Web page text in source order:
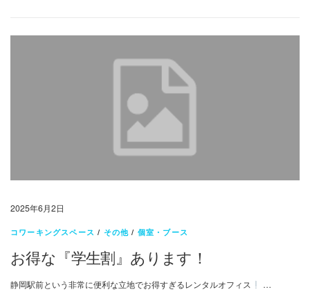
2025年6月2日
コワーキングスペース / その他 / 個室・ブース
お得な『学生割』あります！
静岡駅前という非常に便利な立地でお得すぎるレンタルオフィス …